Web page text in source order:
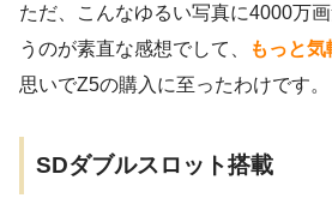
ただ、こんなゆるい写真に4000万
うのが素直な感想でして、
もっと
思いでZ5の購入に至ったわけです。
SDダブルスロット搭載